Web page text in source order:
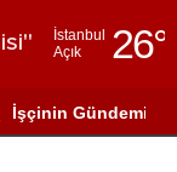
İstanbul
Açık
26°
Adıyaman
İşçinin Gündemi